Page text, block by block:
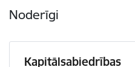
Noderīgi
Kapitālsabiedrības